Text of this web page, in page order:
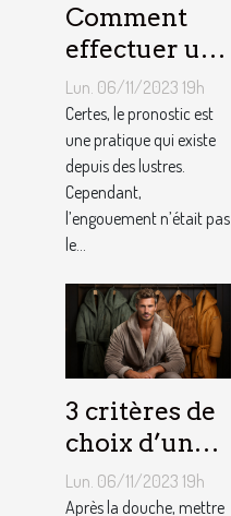
Comment
effectuer un
pronostic en
ligne ?
Lun. 06/11/2023 19h
Certes, le pronostic est
une pratique qui existe
depuis des lustres.
Cependant,
l’engouement n’était pas
le...
3 critères de
choix d’un
peignoir de
bain pour
Lun. 06/11/2023 19h
Après la douche, mettre